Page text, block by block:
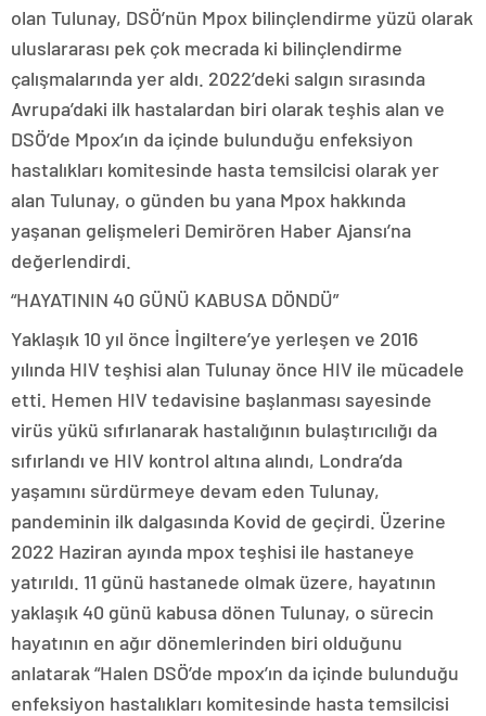
olan Tulunay, DSÖ’nün Mpox bilinçlendirme yüzü olarak
uluslararası pek çok mecrada ki bilinçlendirme
çalışmalarında yer aldı. 2022’deki salgın sırasında
Avrupa’daki ilk hastalardan biri olarak teşhis alan ve
DSÖ’de Mpox’ın da içinde bulunduğu enfeksiyon
hastalıkları komitesinde hasta temsilcisi olarak yer
alan Tulunay, o günden bu yana Mpox hakkında
yaşanan gelişmeleri Demirören Haber Ajansı’na
değerlendirdi.
“HAYATININ 40 GÜNÜ KABUSA DÖNDÜ”
Yaklaşık 10 yıl önce İngiltere’ye yerleşen ve 2016
yılında HIV teşhisi alan Tulunay önce HIV ile mücadele
etti. Hemen HIV tedavisine başlanması sayesinde
virüs yükü sıfırlanarak hastalığının bulaştırıcılığı da
sıfırlandı ve HIV kontrol altına alındı, Londra’da
yaşamını sürdürmeye devam eden Tulunay,
pandeminin ilk dalgasında Kovid de geçirdi. Üzerine
2022 Haziran ayında mpox teşhisi ile hastaneye
yatırıldı. 11 günü hastanede olmak üzere, hayatının
yaklaşık 40 günü kabusa dönen Tulunay, o sürecin
hayatının en ağır dönemlerinden biri olduğunu
anlatarak “Halen DSÖ’de mpox’ın da içinde bulunduğu
enfeksiyon hastalıkları komitesinde hasta temsilcisi